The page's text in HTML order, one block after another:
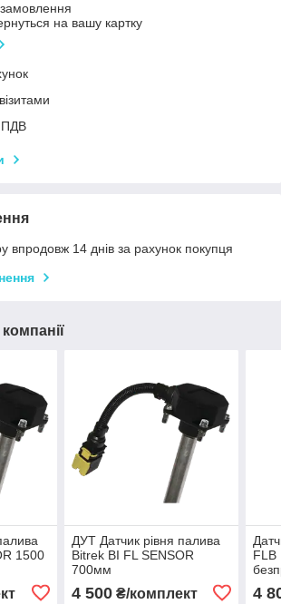
на вашу картку
ПДВ
впродовж 14 днів за рахунок покупця
1500
ДУТ Датчик рівня палива
Bitrek BI FL SENSOR
700мм
4 500₴/комплект
FLB
4